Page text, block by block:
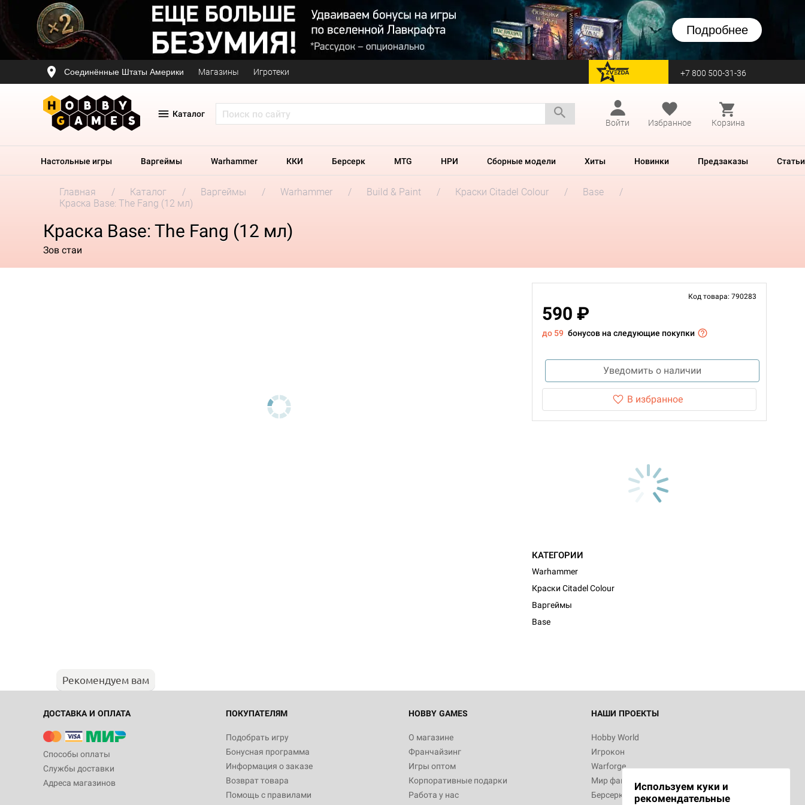
Подробнее
Соединённые Штаты Америки Магазины Игротеки перейти на Zvezda +7 800 500-31-36
Каталог
Войти
Избранное Корзина
Настольные игры Варгеймы Warhammer ККИ Берсерк MTG НРИ Сборные модели Хиты Новинки Предзаказы Статьи
Главная Каталог Варгеймы Warhammer Build & Paint Краски Citadel Colour
Base
Краска Base: The Fang (12 мл)
Краска Base: The Fang (12 мл)
Зов стаи
Код товара: 790283
590 ₽
до 59 бонусов на следующие покупки
Уведомить о наличии
В избранное
КАТЕГОРИИ
Warhammer
Краски Citadel Colour
Варгеймы
Base
Рекомендуем вам
ДОСТАВКА И ОПЛАТА
Способы оплаты
Службы доставки
Адреса магазинов
ПОКУПАТЕЛЯМ
Подобрать игру
Бонусная программа
Информация о заказе
Возврат товара
Помощь с правилами
HOBBY GAMES
О магазине
Франчайзинг
Игры оптом
Корпоративные подарки
Работа у нас
НАШИ ПРОЕКТЫ
Hobby World
Игрокон
Warforge
Мир фантастики
Берсерк
Используем куки и
рекомендательные